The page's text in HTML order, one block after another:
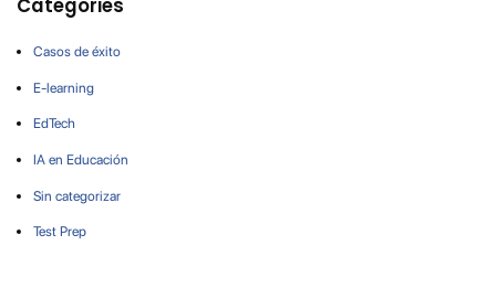
Categories
Casos de éxito
E-learning
EdTech
IA en Educación
Sin categorizar
Test Prep